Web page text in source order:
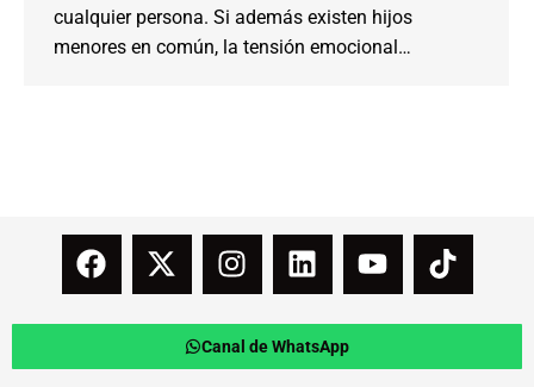
cualquier persona. Si además existen hijos
menores en común, la tensión emocional…
Canal de WhatsApp